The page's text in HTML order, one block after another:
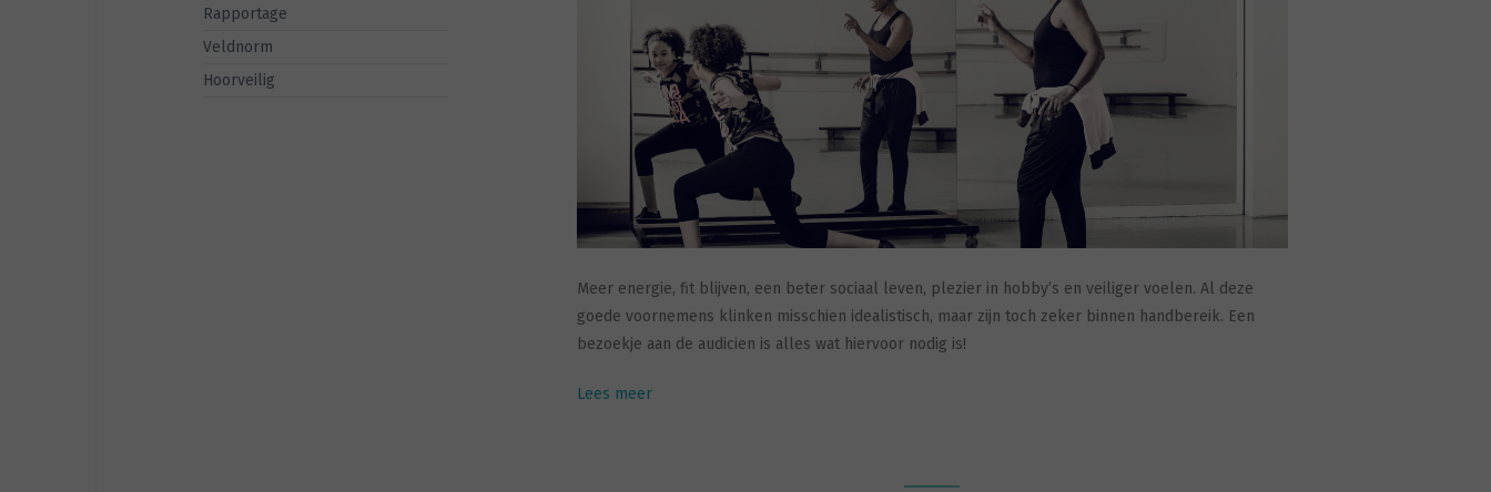
Rapportage
Veldnorm
Hoorveilig
Meer energie, fit blijven, een beter sociaal leven, plezier in hobby’s en veiliger voelen. Al deze
goede voornemens klinken misschien idealistisch, maar zijn toch zeker binnen handbereik. Een
bezoekje aan de audicien is alles wat hiervoor nodig is!
Lees meer